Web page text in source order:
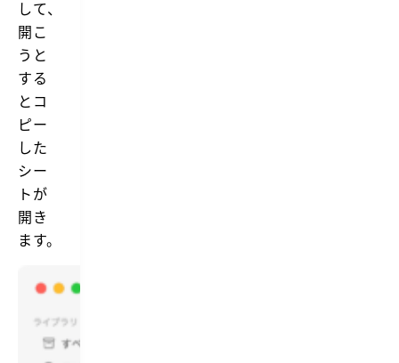
して、
開こ
うと
する
とコ
ピー
した
シー
トが
開き
ます。